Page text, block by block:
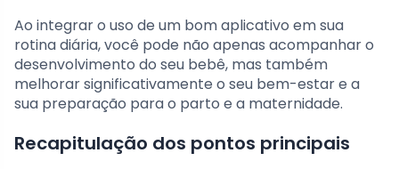
Ao integrar o uso de um bom aplicativo em sua
rotina diária, você pode não apenas acompanhar o
desenvolvimento do seu bebê, mas também
melhorar significativamente o seu bem-estar e a
sua preparação para o parto e a maternidade.
Recapitulação dos pontos principais